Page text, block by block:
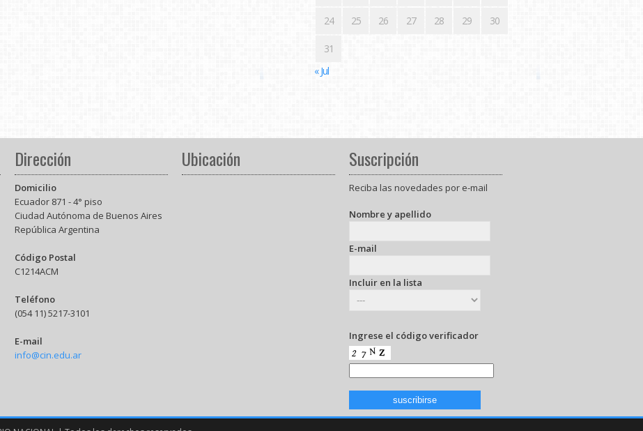
24 25 26 27 28 29 30
31
« Jul
Dirección
Domicilio
Ecuador 871 - 4° piso
Ciudad Autónoma de Buenos Aires
República Argentina
Código Postal
C1214ACM
Teléfono
(054 11) 5217-3101
E-mail
info@cin.edu.ar
Ubicación Suscripción
Reciba las novedades por e-mail
Nombre y apellido
E-mail
Incluir en la lista
Ingrese el código verificador